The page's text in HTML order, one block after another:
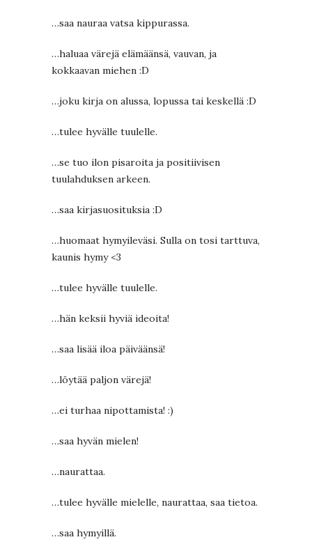
…saa nauraa vatsa kippurassa.
…haluaa värejä elämäänsä, vauvan, ja
kokkaavan miehen :D
…joku kirja on alussa, lopussa tai keskellä :D
…tulee hyvälle tuulelle.
…se tuo ilon pisaroita ja positiivisen
tuulahduksen arkeen.
…saa kirjasuosituksia :D
…huomaat hymyileväsi. Sulla on tosi tarttuva,
kaunis hymy <3
…tulee hyvälle tuulelle.
…hän keksii hyviä ideoita!
…saa lisää iloa päiväänsä!
…löytää paljon värejä!
…ei turhaa nipottamista! :)
…saa hyvän mielen!
…naurattaa.
…tulee hyvälle mielelle, naurattaa, saa tietoa.
…saa hymyillä.